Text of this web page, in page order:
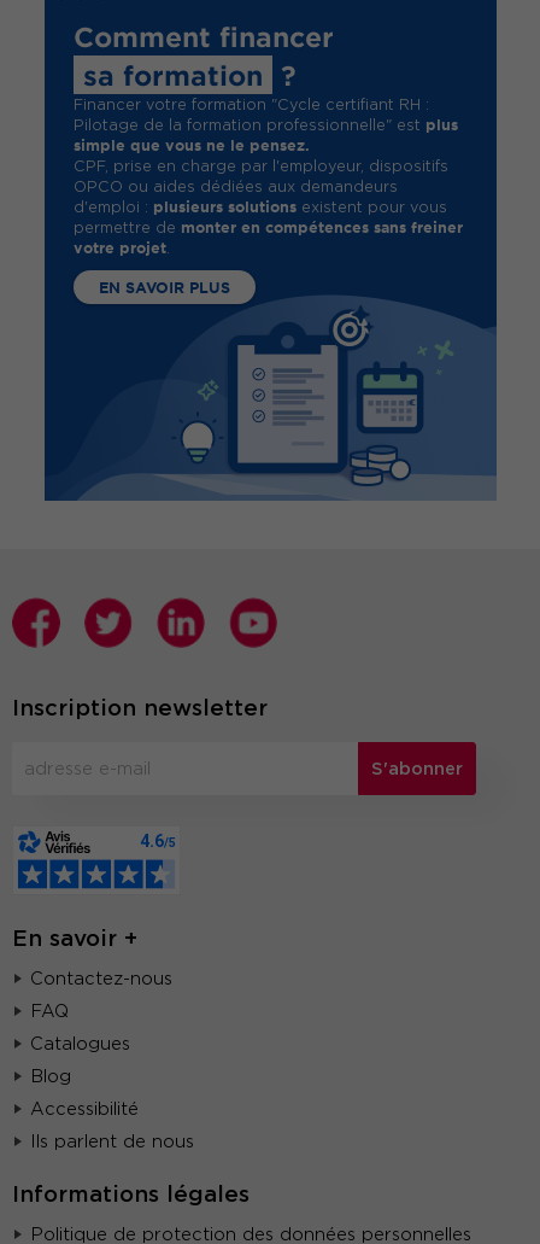
Comment financer
sa formation
?
Financer votre formation "Cycle certifiant RH :
Pilotage de la formation professionnelle" est plus
simple que vous ne le pensez.
CPF, prise en charge par l'employeur, dispositifs
OPCO ou aides dédiées aux demandeurs
d'emploi : plusieurs solutionsexistent pour vous
permettre de monter en compétences sans freiner
votre projet.
EN SAVOIR PLUS
Inscription newsletter
S'abonner
En savoir +
Contactez-nous
FAQ
Catalogues
Blog
Accessibilité
Ils parlent de nous
Informations légales
Politique de protection des données personnelles